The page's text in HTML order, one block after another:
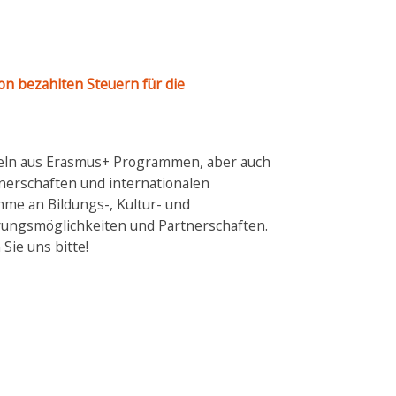
bezahlten Steuern für die
aus Erasmus+ Programmen, aber auch
und internationalen
an Bildungs-, Kultur- und
und Partnerschaften.
uns bitte!